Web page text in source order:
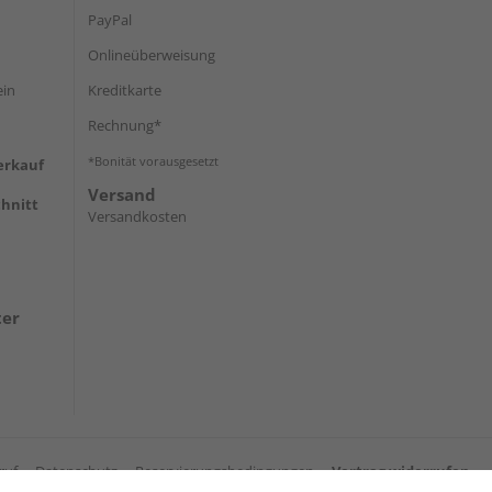
PayPal
Onlineüberweisung
Kreditkarte
Rechnung*
*Bonität vorausgesetzt
Versand
Versandkosten
Datenschutz Reservierungsbedingungen Vertrag widerrufen